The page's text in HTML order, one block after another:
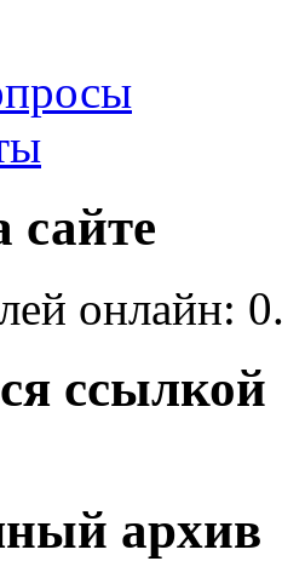
сайте
онлайн: 0.
ссылкой
архив